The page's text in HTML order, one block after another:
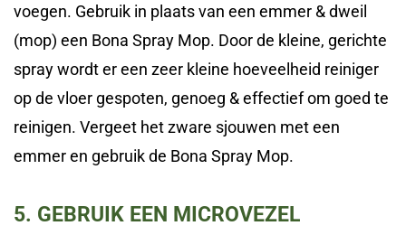
voegen. Gebruik in plaats van een emmer & dweil
(mop) een Bona Spray Mop. Door de kleine, gerichte
spray wordt er een zeer kleine hoeveelheid reiniger
op de vloer gespoten, genoeg & effectief om goed te
reinigen. Vergeet het zware sjouwen met een
emmer en gebruik de Bona Spray Mop.
5. GEBRUIK EEN MICROVEZEL